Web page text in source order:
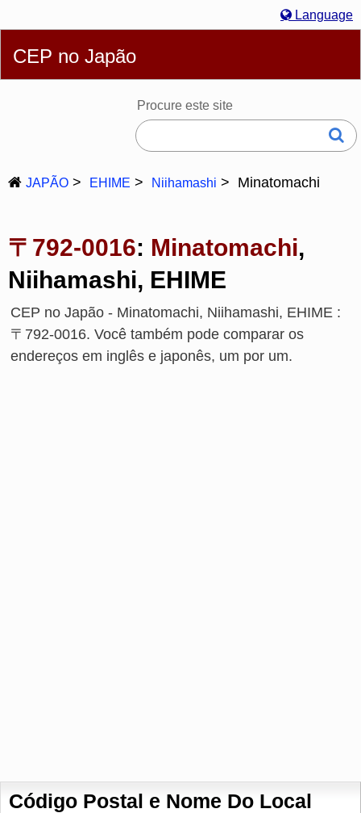
Language
Deutsch
Français
日本語
CEP no Japão
Procure este site
JAPÃO EHIME Niihamashi Minatomachi
〒792-0016: Minatomachi,
Niihamashi, EHIME
CEP no Japão - Minatomachi, Niihamashi, EHIME :
〒792-0016. Você também pode comparar os
endereços em inglês e japonês, um por um.
Código Postal e Nome Do Local